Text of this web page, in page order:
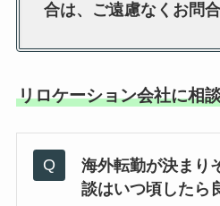
合は、ご遠慮なくお問合
リロケーション会社に相
海外転勤が決まり
談はいつ頃したら